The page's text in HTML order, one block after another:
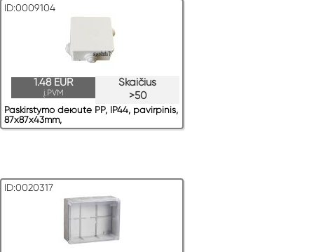
ID:0009104
Skaičius
>50
1.48 EUR
į.PVM
Paskirstymo deюute PP, IP44, pavirрinis,
87x87x43mm,
ID:0020317